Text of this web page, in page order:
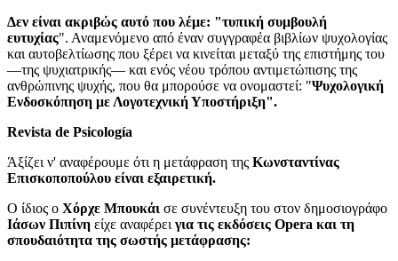
Δεν είναι ακριβώς αυτό που λέμε: "τυπική συμβουλή
ευτυχίας". Αναμενόμενο από έναν συγγραφέα βιβλίων ψυχολογίας
και αυτοβελτίωσης που ξέρει να κινείται μεταξύ της επιστήμης του
—της ψυχιατρικής— και ενός νέου τρόπου αντιμετώπισης της
ανθρώπινης ψυχής, που θα μπορούσε να ονομαστεί: "Ψυχολογική
Ενδοσκόπηση με Λογοτεχνική Υποστήριξη".
Revista de Psicología
Άξίζει ν' αναφέρουμε ότι η μετάφραση της Κωνσταντίνας
Επισκοποπούλου είναι εξαιρετική.
Ο ίδιος ο Χόρχε Μπουκάι σε συνέντευξη του στον δημοσιογράφο
Ιάσων Πιπίνη είχε αναφέρει για τις εκδόσεις Opera και τη
σπουδαιότητα της σωστής μετάφρασης: